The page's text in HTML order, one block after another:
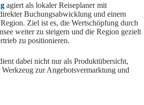
agiert als lokaler Reiseplaner mit
Buchungsabwicklung und einem
Ziel ist es, die Wertschöpfung durch
weiter zu steigern und die Region gezielt
zu positionieren.
dabei nicht nur als Produktübersicht,
Werkzeug zur Angebotsvermarktung und